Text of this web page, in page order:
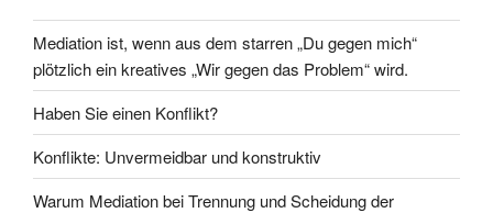
Mediation ist, wenn aus dem starren „Du gegen mich“
plötzlich ein kreatives „Wir gegen das Problem“ wird.
Haben Sie einen Konflikt?
Konflikte: Unvermeidbar und konstruktiv
Warum Mediation bei Trennung und Scheidung der